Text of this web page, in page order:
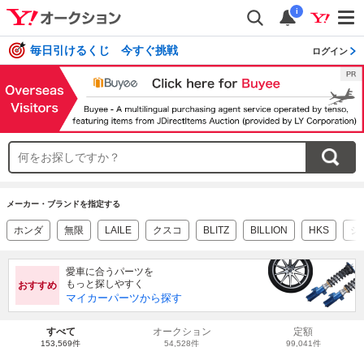
i
毎日引けるくじ 今すぐ挑戦 ログイン
メーカー・ブランドを指定する
ホンダ 無限 LAILE クスコ BLITZ BILLION HKS シ
おすすめ
愛車に合うパーツを
もっと探しやすく
マイカーパーツから探す
すべて
153,569件
オークション
54,528件
定額
99,041件